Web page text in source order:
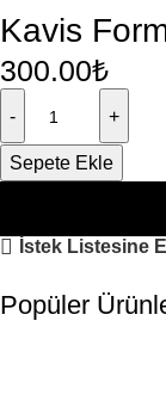
Kavis
300.00₺
Sepete Ekle
İstek Listesine
Popüler